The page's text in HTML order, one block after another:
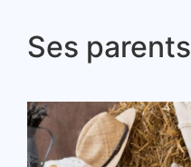
Ses parents